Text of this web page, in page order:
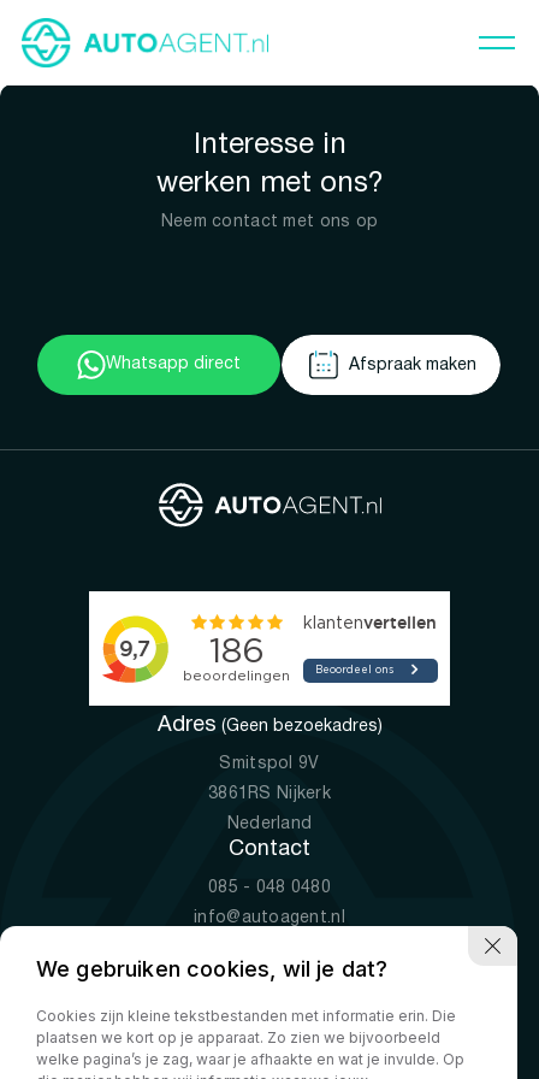
Interesse in
werken met ons?
Neem contact met ons op
Whatsapp direct Afspraak maken
Adres (Geen bezoekadres)
Smitspol 9V
3861RS Nijkerk
Nederland
Contact
085 - 048 0480
info@autoagent.nl
Openingstijden
Ma-Vr
09:00 - 19:00
Za
10:00 - 17:00
We gebruiken cookies, wil je dat?
Cookies zijn kleine tekstbestanden met informatie erin. Die
plaatsen we kort op je apparaat. Zo zien we bijvoorbeeld
welke pagina’s je zag, waar je afhaakte en wat je invulde. Op